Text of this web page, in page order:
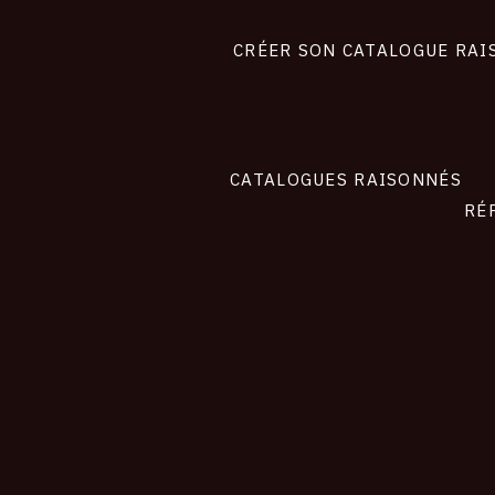
CRÉER SON CATALOGUE
CATALOGUES RAISONNÉS